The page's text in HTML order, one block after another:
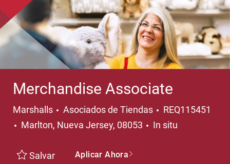
Merchandise Associate
Marshalls Categoría
Asociados de Tiendas
REQ115451
Ubicación
Marlton, Nueva Jersey, 08053 In situ
Salvar Aplicar Ahora